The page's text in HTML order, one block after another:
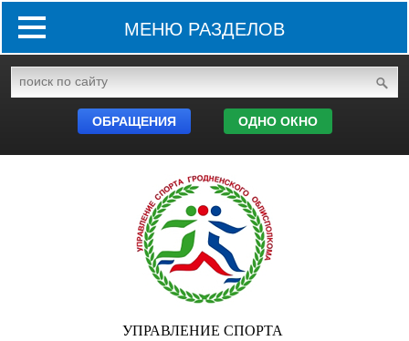
МЕНЮ РАЗДЕЛОВ
ОБРАЩЕНИЯ ОДНО ОКНО
УПРАВЛЕНИЕ СПОРТА